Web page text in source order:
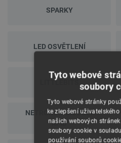
SPARKY
LED OSVĚTLENÍ
LITTLEBITS
NETRONIX - MODULY
RFID
Tyto webové
soubory
Tyto webové stránky
ke zlepšení
našich webových
soubory cookie v
používání souborů